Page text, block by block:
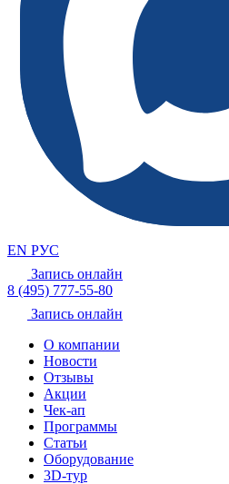
EN РУС
Запись онлайн
8 (495) 777-55-80
Запись онлайн
О компании
Новости
Отзывы
Акции
Чек-ап
Программы
Статьи
Оборудование
3D-тур